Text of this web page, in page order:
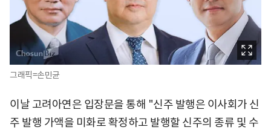
그래픽=손민균
이날 고려아연은 입장문을 통해 "신주 발행은 이사회가 신
주 발행 가액을 미화로 확정하고 발행할 신주의 종류 및 수